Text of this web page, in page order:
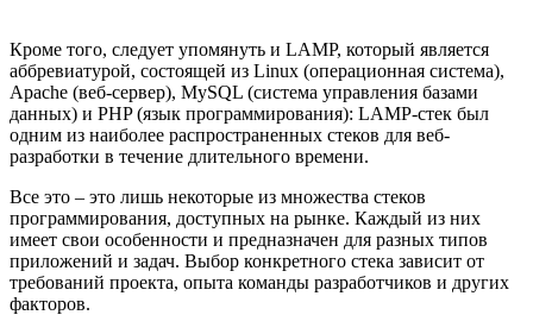
Кроме того, следует упомянуть и LAMP, который является
аббревиатурой, состоящей из Linux (операционная система),
Apache (веб-сервер), MySQL (система управления базами
данных) и PHP (язык программирования): LAMP-стек был
одним из наиболее распространенных стеков для веб-
разработки в течение длительного времени.
Все это – это лишь некоторые из множества стеков
программирования, доступных на рынке. Каждый из них
имеет свои особенности и предназначен для разных типов
приложений и задач. Выбор конкретного стека зависит от
требований проекта, опыта команды разработчиков и других
факторов.